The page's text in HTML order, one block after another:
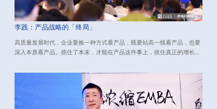
李践：产品战略的「终局」
高质量发展时代，企业要换一种方式看产品，既要站高一线看产品，也要
深入本质看产品。抓住了本末，才能在产品这件事上，抓住真正的增长
含：如何看产品、如何做产品、如何打造大单品。源自：由行动教育董事
长兼CEO李践老师主讲的《浓缩EMBA》课程、数万校友实践有效的经营
方法论，希望对您有所启发。